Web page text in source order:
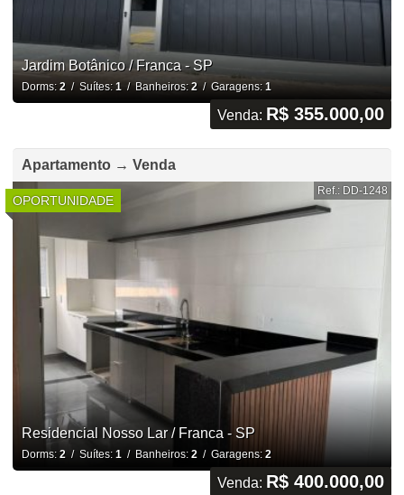
Jardim Botânico / Franca - SP
Dorms: 2/ Suítes: 1/ Banheiros:2/ Garagens: 1
Venda: R$ 355.000,00
Apartamento → Venda
OPORTUNIDADE
Ref.: DD-1248
Residencial Nosso Lar / Franca - SP
Dorms: 2/ Suítes: 1/ Banheiros: 2/ Garagens: 2
Venda: R$ 400.000,00